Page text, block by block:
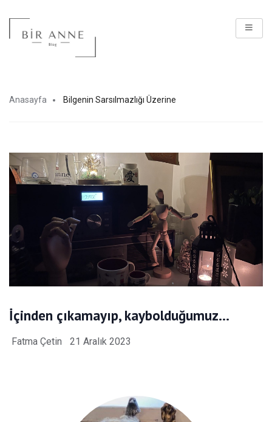
Anasayfa Bilgenin Sarsılmazlığı Üzerine
İçinden çıkamayıp, kaybolduğumuz…
Fatma Çetin 21 Aralık 2023